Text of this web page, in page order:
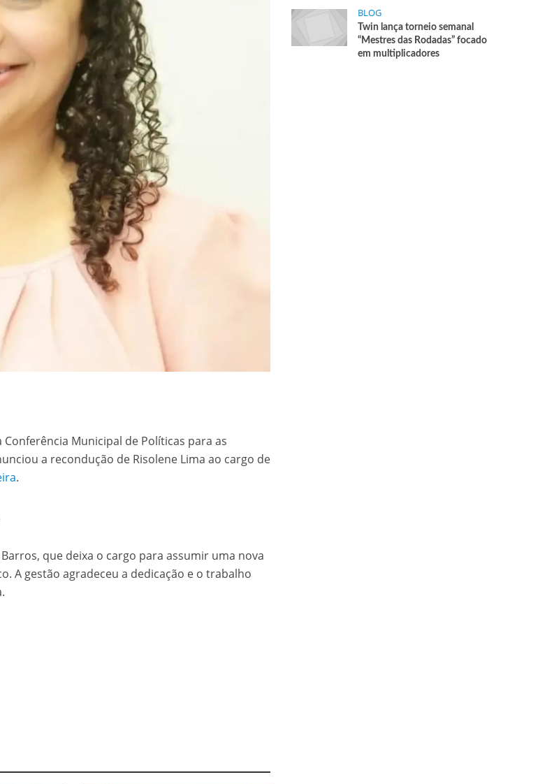
Municipal de Políticas para as
a recondução de Risolene Lima ao cargo de
.
que deixa o cargo para assumir uma nova
A gestão agradeceu a dedicação e o trabalho
BLOG
Twin lança torneio semanal
“Mestres das Rodadas” focado
em multiplicadores